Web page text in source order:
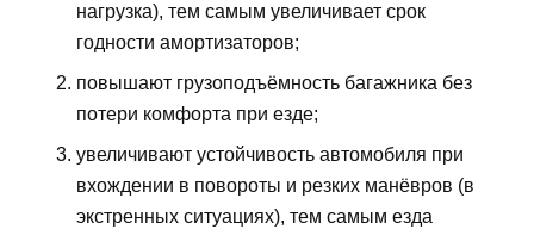
нагрузка), тем самым увеличивает срок
годности амортизаторов;
повышают грузоподъёмность багажника без
потери комфорта при езде;
увеличивают устойчивость автомобиля при
вхождении в повороты и резких манёвров (в
экстренных ситуациях), тем самым езда